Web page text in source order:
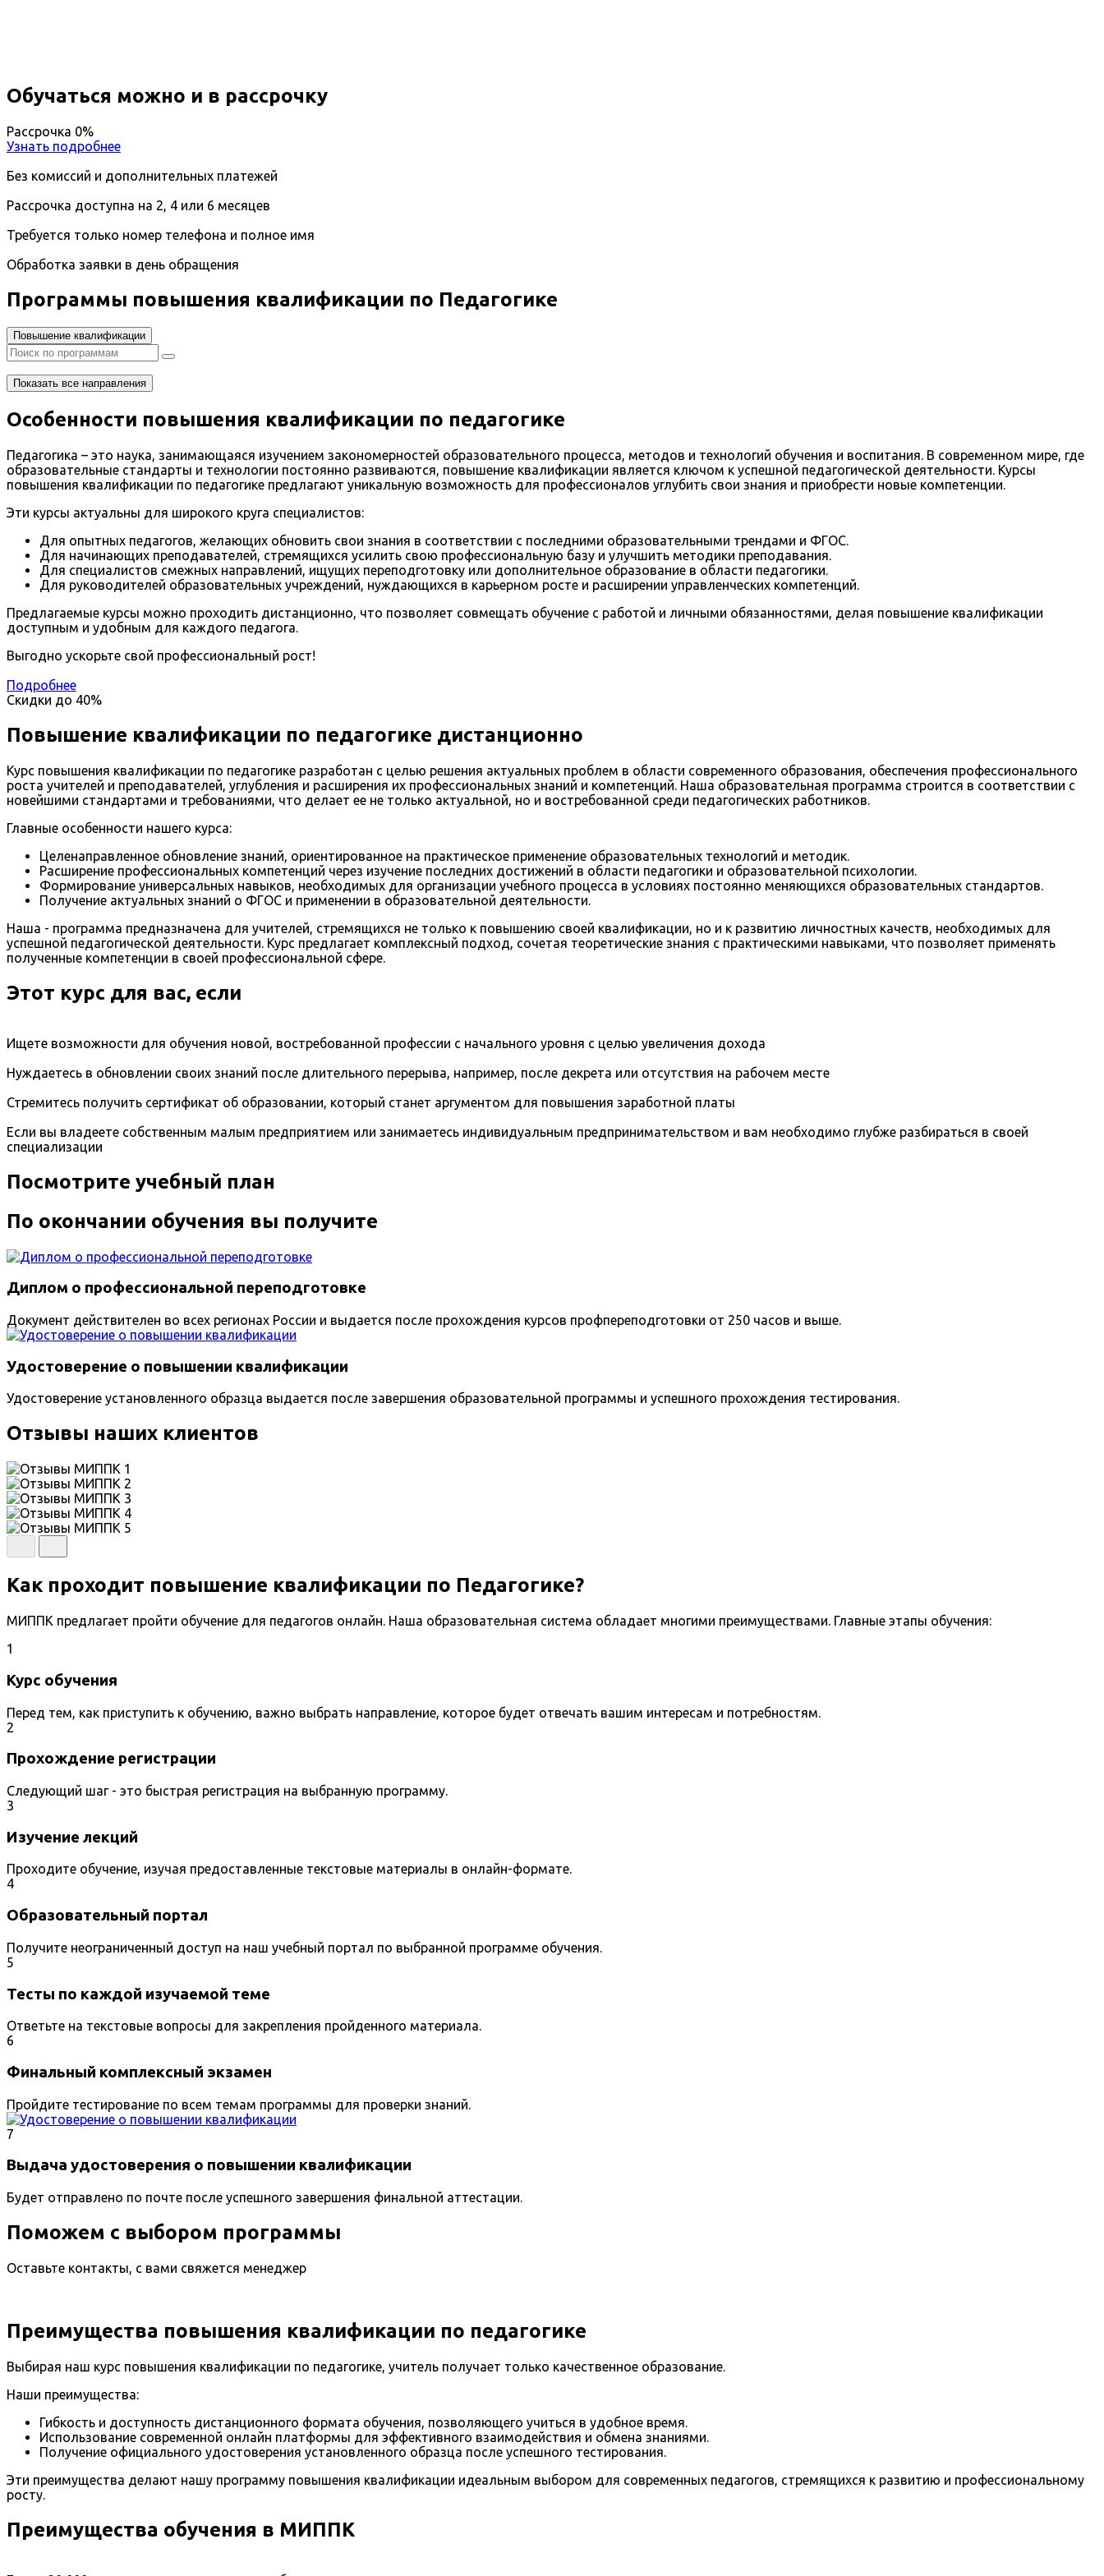
Обучаться можно и в рассрочку
Рассрочка 0%
Узнать подробнее
Без комиссий и дополнительных платежей
Рассрочка доступна на 2, 4 или 6 месяцев
Требуется только номер телефона и полное имя
Обработка заявки в день обращения
Программы повышения квалификации по Педагогике
Повышение квалификации
Показать все направления
Особенности повышения квалификации по педагогике
Педагогика – это наука, занимающаяся изучением закономерностей образовательного процесса, методов и технологий обучения и воспитания. В современном мире, где
образовательные стандарты и технологии постоянно развиваются, повышение квалификации является ключом к успешной педагогической деятельности. Курсы
повышения квалификации по педагогике предлагают уникальную возможность для профессионалов углубить свои знания и приобрести новые компетенции.
Эти курсы актуальны для широкого круга специалистов:
Для опытных педагогов, желающих обновить свои знания в соответствии с последними образовательными трендами и ФГОС.
Для начинающих преподавателей, стремящихся усилить свою профессиональную базу и улучшить методики преподавания.
Для специалистов смежных направлений, ищущих переподготовку или дополнительное образование в области педагогики.
Для руководителей образовательных учреждений, нуждающихся в карьерном росте и расширении управленческих компетенций.
Предлагаемые курсы можно проходить дистанционно, что позволяет совмещать обучение с работой и личными обязанностями, делая повышение квалификации
доступным и удобным для каждого педагога.
Выгодно ускорьте свой профессиональный рост!
Подробнее
Скидки до 40%
Повышение квалификации по педагогике дистанционно
Курс повышения квалификации по педагогике разработан с целью решения актуальных проблем в области современного образования, обеспечения профессионального
роста учителей и преподавателей, углубления и расширения их профессиональных знаний и компетенций. Наша образовательная программа строится в соответствии с
новейшими стандартами и требованиями, что делает ее не только актуальной, но и востребованной среди педагогических работников.
Главные особенности нашего курса:
Целенаправленное обновление знаний, ориентированное на практическое применение образовательных технологий и методик.
Расширение профессиональных компетенций через изучение последних достижений в области педагогики и образовательной психологии.
Формирование универсальных навыков, необходимых для организации учебного процесса в условиях постоянно меняющихся образовательных стандартов.
Получение актуальных знаний о ФГОС и применении в образовательной деятельности.
Наша - программа предназначена для учителей, стремящихся не только к повышению своей квалификации, но и к развитию личностных качеств, необходимых для
успешной педагогической деятельности. Курс предлагает комплексный подход, сочетая теоретические знания с практическими навыками, что позволяет применять
полученные компетенции в своей профессиональной сфере.
Этот курс для вас, если
Ищете возможности для обучения новой, востребованной профессии с начального уровня с целью увеличения дохода
Нуждаетесь в обновлении своих знаний после длительного перерыва, например, после декрета или отсутствия на рабочем месте
Стремитесь получить сертификат об образовании, который станет аргументом для повышения заработной платы
Если вы владеете собственным малым предприятием или занимаетесь индивидуальным предпринимательством и вам необходимо глубже разбираться в своей
специализации
Посмотрите учебный план
По окончании обучения вы получите
Диплом о профессиональной переподготовке
Документ действителен во всех регионах России и выдается после прохождения курсов профпереподготовки от 250 часов и выше.
Удостоверение о повышении квалификации
Удостоверение установленного образца выдается после завершения образовательной программы и успешного прохождения тестирования.
Отзывы наших клиентов
Как проходит повышение квалификации по Педагогике?
МИППК предлагает пройти обучение для педагогов онлайн. Наша образовательная система обладает многими преимуществами. Главные этапы обучения:
1
Курс обучения
Перед тем, как приступить к обучению, важно выбрать направление, которое будет отвечать вашим интересам и потребностям.
2
Прохождение регистрации
Следующий шаг - это быстрая регистрация на выбранную программу.
3
Изучение лекций
Проходите обучение, изучая предоставленные текстовые материалы в онлайн-формате.
4
Образовательный портал
Получите неограниченный доступ на наш учебный портал по выбранной программе обучения.
5
Тесты по каждой изучаемой теме
Ответьте на текстовые вопросы для закрепления пройденного материала.
6
Финальный комплексный экзамен
Пройдите тестирование по всем темам программы для проверки знаний.
7
Выдача удостоверения о повышении квалификации
Будет отправлено по почте после успешного завершения финальной аттестации.
Поможем с выбором программы
Оставьте контакты, с вами свяжется менеджер
Преимущества повышения квалификации по педагогике
Выбирая наш курс повышения квалификации по педагогике, учитель получает только качественное образование.
Наши преимущества:
Гибкость и доступность дистанционного формата обучения, позволяющего учиться в удобное время.
Использование современной онлайн платформы для эффективного взаимодействия и обмена знаниями.
Получение официального удостоверения установленного образца после успешного тестирования.
Эти преимущества делают нашу программу повышения квалификации идеальным выбором для современных педагогов, стремящихся к развитию и профессиональному
росту.
Преимущества обучения в МИППК